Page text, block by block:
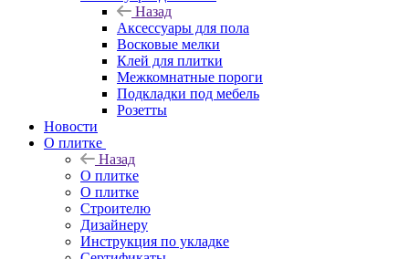
Назад
Аксессуары для пола
Восковые мелки
Клей для плитки
Межкомнатные пороги
Подкладки под мебель
Розетты
Новости
О плитке
Назад
О плитке
О плитке
Строителю
Дизайнеру
Инструкция по укладке